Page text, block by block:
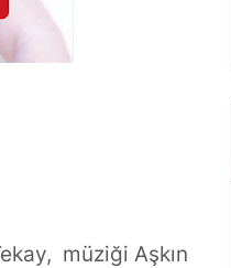
müziği Aşkın